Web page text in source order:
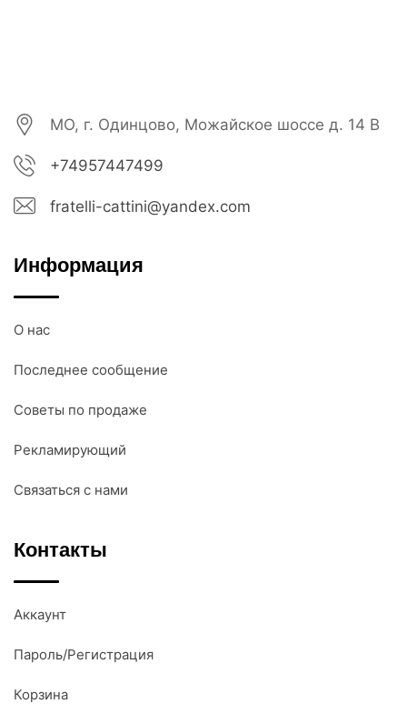
МО, г. Одинцово, Можайское шоссе д. 14 В
+74957447499
fratelli-cattini@yandex.com
Информация
О нас
Последнее сообщение
Советы по продаже
Рекламирующий
Связаться с нами
Контакты
Аккаунт
Пароль/Регистрация
Корзина